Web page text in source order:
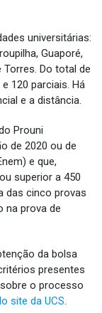
universitárias:
Guaporé,
Torres. Do total de
120 parciais. Há
e a distância.
Prouni
de 2020 ou de
e que,
superior a 450
das cinco provas
na prova de
da bolsa
presentes
o processo
site da UCS.